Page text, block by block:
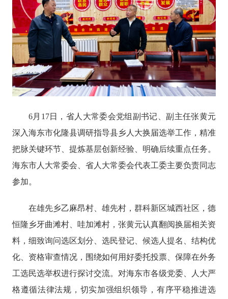
6月17日
，省人大常委会党组副书记、副主任张黄元
深入海东市化隆县调研指导县乡人大换届选举工作，精准
把脉关键环节、提炼基层创新经验、明确后续重点任务。
海东市人大常委会、省人大常委会代表工委主要负责同志
参加。
在雄先乡乙麻昂村、雄先村，群科新区城西社区，德
恒隆乡牙曲滩村、哇加滩村，张黄元认真翻阅换届相关资
料，细致询问选区划分、选民登记、候选人提名、结构优
化、资格审查情况，围绕如何用好委托投票、保障在外务
工选民选举权进行探讨交流。对海东市各级党委、人大严
格遵循法律法规，切实加强组织领导，有序平稳推进选